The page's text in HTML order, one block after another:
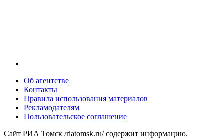
Об агентстве
Контакты
Правила использования материалов
Рекламодателям
Пользовательское соглашение
Сайт РИА Томск /riatomsk.ru/ содержит информацию,